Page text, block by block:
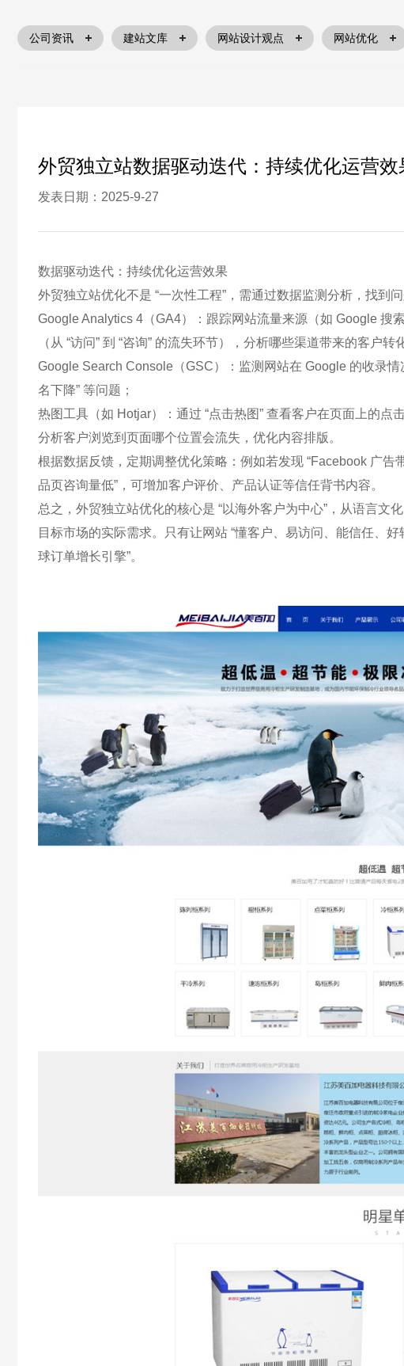
公司资讯 建站文库 网站设计观点 网站优化
外贸独立站数据驱动迭代：持续优化运营效
发表日期：2025-9-27
数据驱动迭代：持续优化运营效果​
外贸独立站优化不是 “一次性工程”，需通过数据监测分析，找到
Google Analytics 4（GA4）：跟踪网站流量来源（如 Google 搜
（从 “访问” 到 “咨询” 的流失环节），分析哪些渠道带来的客户
Google Search Console（GSC）：监测网站在 Google 的收录
名下降” 等问题；​
热图工具（如 Hotjar）：通过 “点击热图” 查看客户在页面上的
分析客户浏览到页面哪个位置会流失，优化内容排版。​
根据数据反馈，定期调整优化策略：例如若发现 “Facebook 广
品页咨询量低”，可增加客户评价、产品认证等信任背书内容。​
总之，外贸独立站优化的核心是 “以海外客户为中心”，从语言
目标市场的实际需求。只有让网站 “懂客户、易访问、能信任、
球订单增长引擎”。